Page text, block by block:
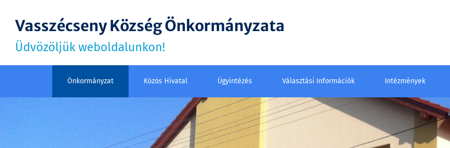
Vasszécseny Község Önkormányzata
Üdvözöljük weboldalunkon!
Önkormányzat Közös Hivatal Ügyintézés Választási Információk Intézmények